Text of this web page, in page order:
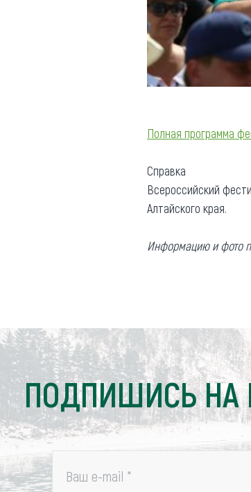
Полная программа
Справка
Всероссийский
Алтайского края.
Информацию и фото
ПОДПИШИСЬ НА
Ваш e-mail *